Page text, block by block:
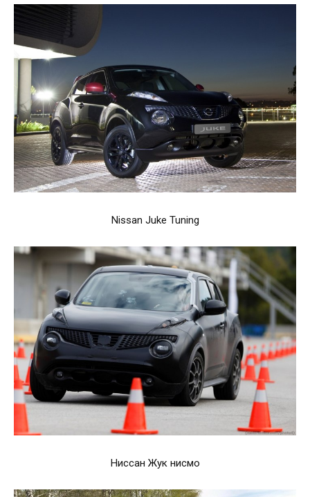
Nissan Juke Tuning
Ниссан Жук нисмо